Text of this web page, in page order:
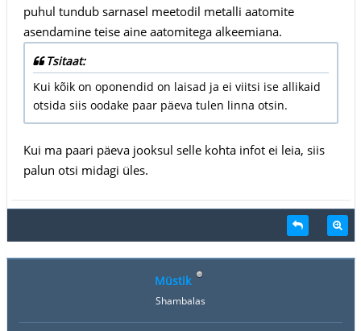
puhul tundub sarnasel meetodil metalli aatomite
asendamine teise aine aatomitega alkeemiana.
Tsitaat:
Kui kõik on oponendid on laisad ja ei viitsi ise allikaid
otsida siis oodake paar päeva tulen linna otsin.
Kui ma paari päeva jooksul selle kohta infot ei leia, siis
palun otsi midagi üles.
Müstik
Shambalas